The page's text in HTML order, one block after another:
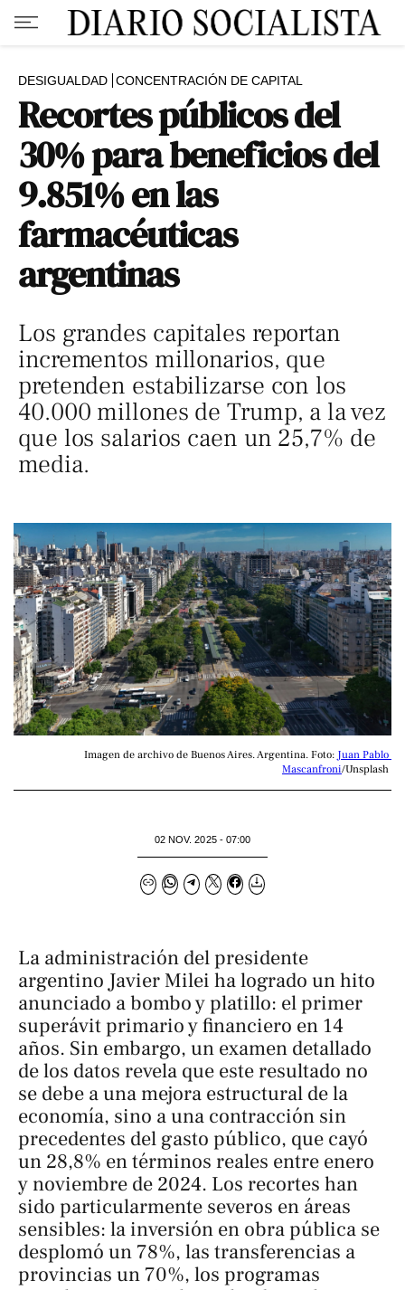
DESIGUALDAD CONCENTRACIÓN DE CAPITAL
Recortes públicos del
30% para beneficios del
9.851% en las
farmacéuticas
argentinas
Los grandes capitales reportan
incrementos millonarios, que
pretenden estabilizarse con los
40.000 millones de Trump, a la vez
que los salarios caen un 25,7% de
media.
Imagen de archivo de Buenos Aires. Argentina. Foto: Juan Pablo
Mascanfroni/Unsplash
02 NOV. 2025 - 07:00
La administración del presidente
argentino Javier Milei ha logrado un hito
anunciado a bombo y platillo: el primer
superávit primario y financiero en 14
años. Sin embargo, un examen detallado
de los datos revela que este resultado no
se debe a una mejora estructural de la
economía, sino a una contracción sin
precedentes del gasto público, que cayó
un 28,8% en términos reales entre enero
y noviembre de 2024. Los recortes han
sido particularmente severos en áreas
sensibles: la inversión en obra pública se
desplomó un 78%, las transferencias a
provincias un 70%, los programas